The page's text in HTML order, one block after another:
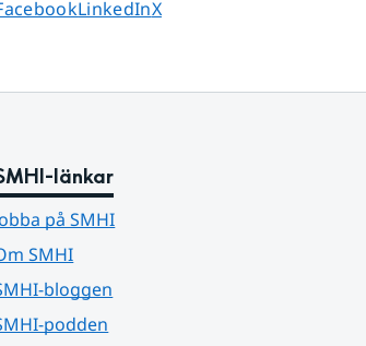
sidan påDela sidan på
LinkedInDela sidan på
X
länkar
på SMHI
SMHI
bloggen
podden